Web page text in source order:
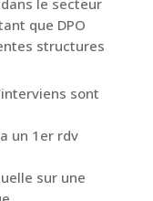
le secteur
que DPO
structures
sont
un 1er rdv
sur une